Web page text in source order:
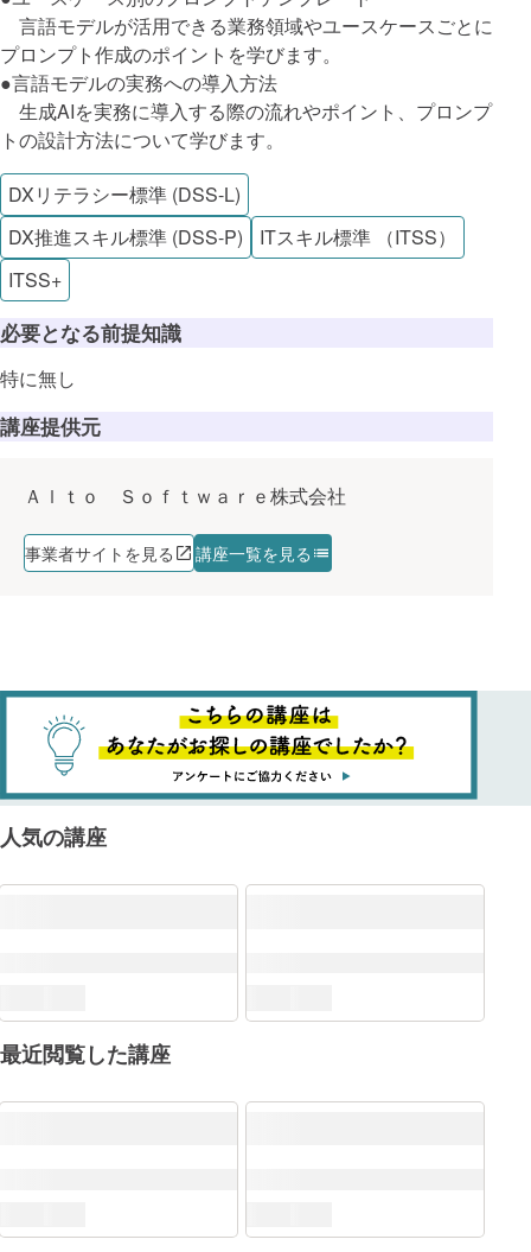
言語モデルが活用できる業務領域やユースケースごとに
プロンプト作成のポイントを学びます。
●言語モデルの実務への導入方法
生成AIを実務に導入する際の流れやポイント、プロンプ
トの設計方法について学びます。
DXリテラシー標準 (DSS-L)
DX推進スキル標準 (DSS-P)
ITスキル標準 （ITSS）
ITSS+
必要となる前提知識
特に無し
講座提供元
Ａｌｔｏ Ｓｏｆｔｗａｒｅ株式会社
事業者サイトを見る 講座一覧を見る
人気の講座
最近閲覧した講座